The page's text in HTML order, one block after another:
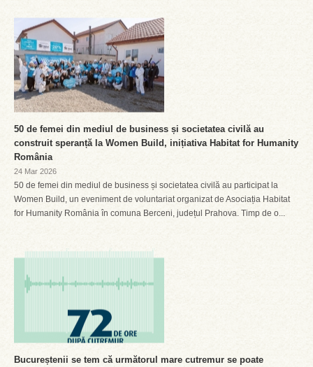
50 de femei din mediul de business și societatea civilă au
construit speranță la Women Build, inițiativa Habitat for Humanity
România
24 Mar 2026
50 de femei din mediul de business și societatea civilă au participat la
Women Build, un eveniment de voluntariat organizat de Asociația Habitat
for Humanity România în comuna Berceni, județul Prahova. Timp de o...
Bucureștenii se tem că următorul mare cutremur se poate